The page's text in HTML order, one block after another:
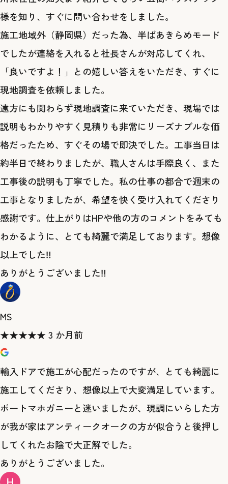
様を知り、すぐに問い合わせをしました。
施工地域外（静岡県）だった為、半ばあきらめモード
でしたが連絡を入れると社長さんが対応してくれ、
「良いですよ！」との嬉しい答えをいただき、すぐに
現地調査を依頼しました。
遠方にも関わらず現地調査に来ていただき、現場では
説明もわかりやすく見積りも非常にリーズナブルな価
格だったため、すぐその場で即決でした。工事当日は
約半日で終わりましたが、職人さんは手際良く、また
工事後の説明も丁寧でした。私の仕事の都合で週末の
工事となりましたが、希望を快く受け入れてくださり
感謝です。仕上がりはHPや他の方のコメントをみても
わかるように、とても綺麗で満足しております。想像
以上でした‼
ありがとうございました‼
MS
★★★★★3 か月前
輸入ドアで施工が心配だったのですが、とても綺麗に
施工してくださり、想像以上で大変満足しています。
ポートマホガニーと迷いましたが、現調にいらした方
が我が家はアンティークオークの方が似合うと後押し
してくれたお陰で大正解でした。
ありがとうございました。